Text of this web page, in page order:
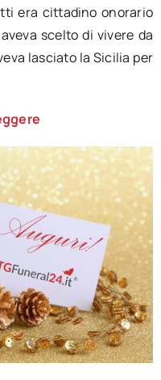
era cittadino onorario
scelto di vivere da
lasciato la Sicilia per